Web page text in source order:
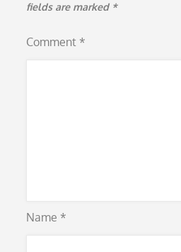
fields are marked *
Comment *
Name *